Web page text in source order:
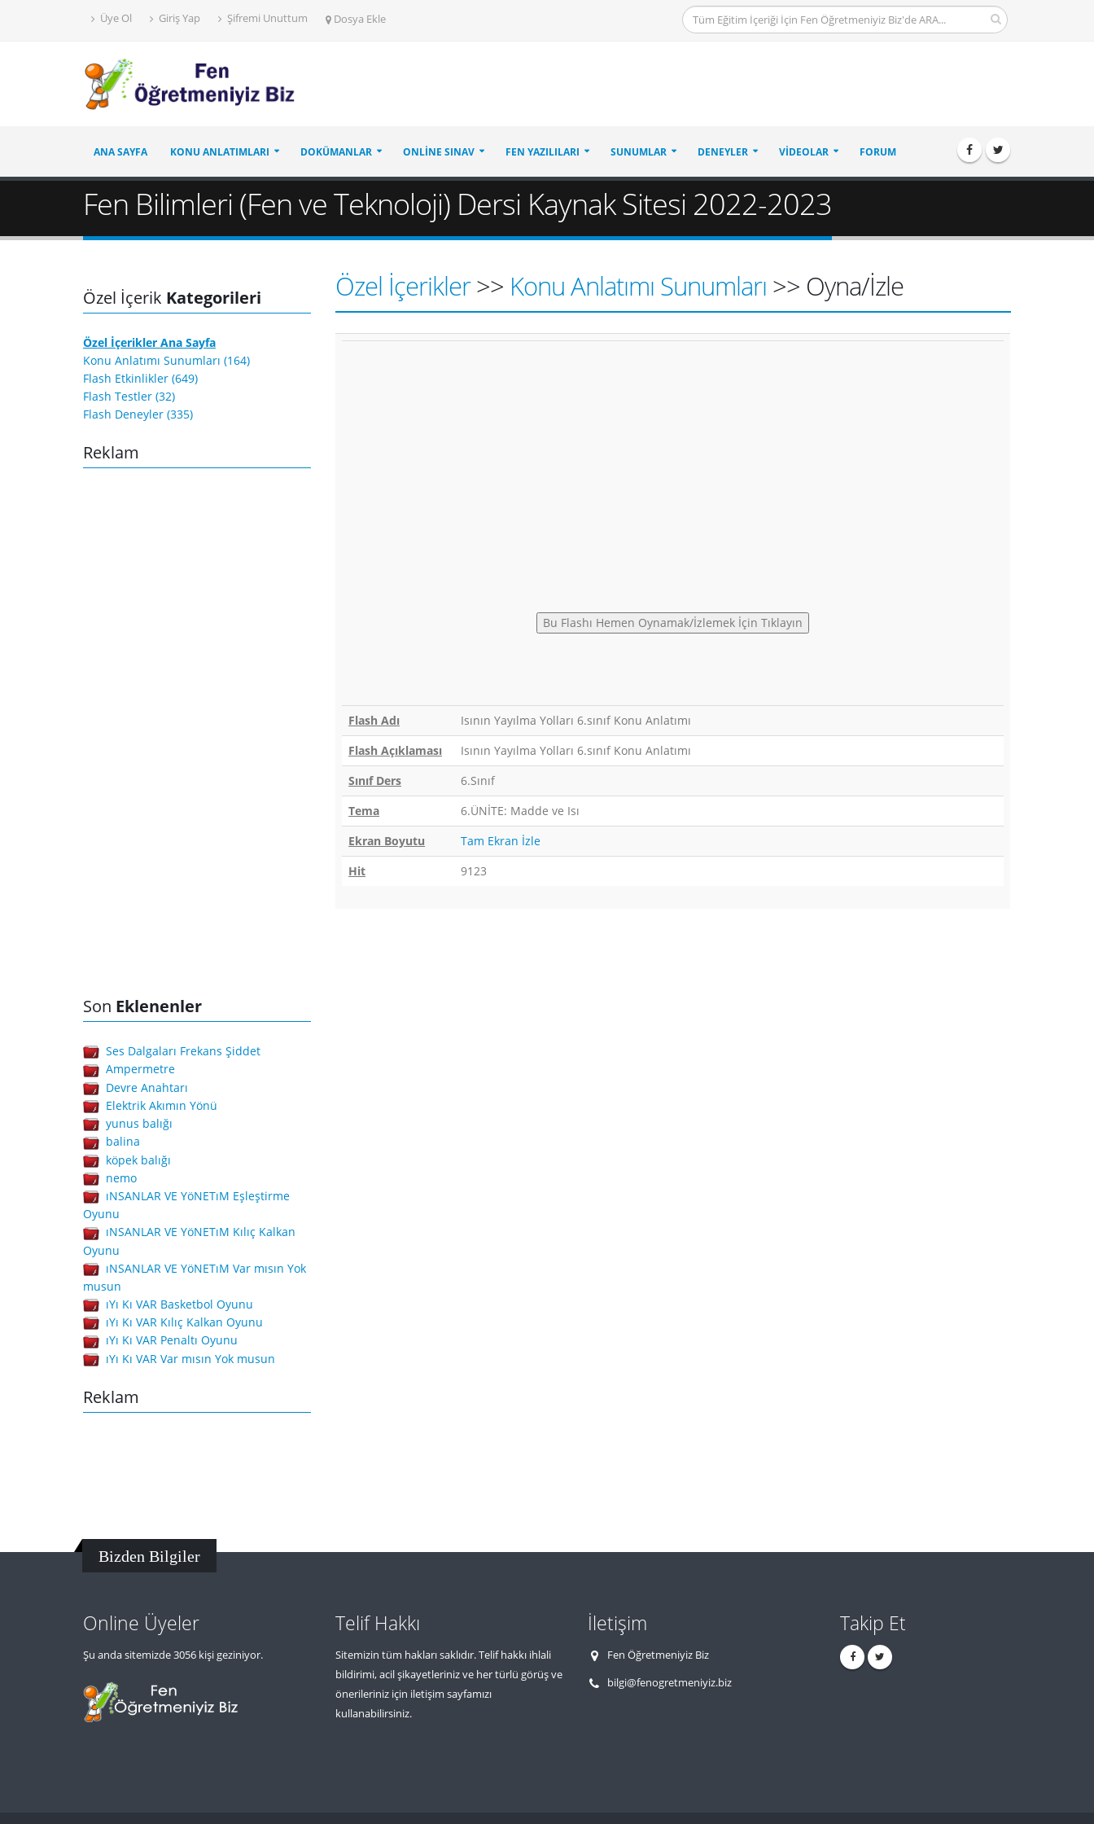
Üye Ol Giriş Yap Şifremi Unuttum Dosya Ekle
ANA SAYFA KONU ANLATIMLARI DOKÜMANLAR ONLINE SINAV FEN YAZILILARI SUNUMLAR DENEYLER VIDEOLAR FORUM
Fen Bilimleri (Fen ve Teknoloji) Dersi Kaynak Sitesi 2022-2023
Özel İçerik Kategorileri
Özel İçerikler Ana Sayfa
Konu Anlatımı Sunumları (164)
Flash Etkinlikler (649)
Flash Testler (32)
Flash Deneyler (335)
Reklam
Son Eklenenler
Ses Dalgaları Frekans Şiddet
Ampermetre
Devre Anahtarı
Elektrik Akımın Yönü
yunus balığı
balina
köpek balığı
nemo
ıNSANLAR VE YöNETıM Eşleştirme
Oyunu
ıNSANLAR VE YöNETıM Kılıç Kalkan
Oyunu
ıNSANLAR VE YöNETıM Var mısın Yok
musun
ıYı Kı VAR Basketbol Oyunu
ıYı Kı VAR Kılıç Kalkan Oyunu
ıYı Kı VAR Penaltı Oyunu
ıYı Kı VAR Var mısın Yok musun
Reklam
Özel İçerikler>> Konu Anlatımı Sunumları >> Oyna/İzle
Flash Adı
Isının Yayılma Yolları 6.sınıf Konu Anlatımı
Flash Açıklaması
Isının Yayılma Yolları 6.sınıf Konu Anlatımı
Sınıf Ders
6.Sınıf
Tema
6.ÜNİTE: Madde ve Isı
Ekran Boyutu
Tam Ekran İzle
Hit
9123
Bizden Bilgiler
Online Üyeler
Şu anda sitemizde 3056 kişi geziniyor.
Telif Hakkı
Sitemizin tüm hakları saklıdır. Telif hakkı ihlali
bildirimi, acil şikayetleriniz ve her türlü görüş ve
önerileriniz için iletişim sayfamızı
kullanabilirsiniz.
İletişim
Fen Öğretmeniyiz Biz
bilgi@fenogretmeniyiz.biz
Takip Et